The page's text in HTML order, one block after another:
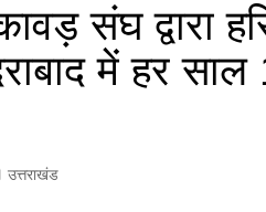
संघ द्वारा
में हर साल
उत्तराखंड